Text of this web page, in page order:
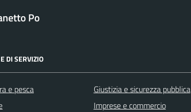
Po
DI SERVIZIO
e pesca
Giustizia e sicurezza pubblica
Imprese e commercio